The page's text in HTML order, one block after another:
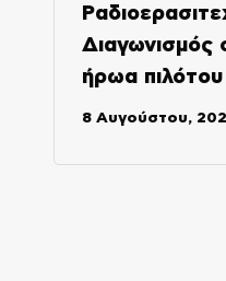
Διαγωνισμός
ήρωα
8 Αυγούστου,